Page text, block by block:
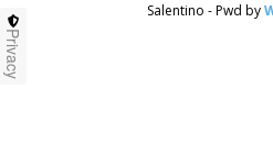
Salentino - Pwd by
Privacy